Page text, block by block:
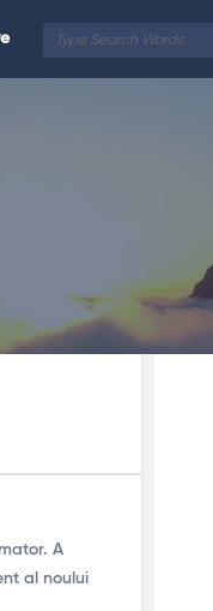
A
al noului